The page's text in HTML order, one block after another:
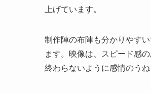
上げています。
制作陣の布陣も分かりやす
ます。映像は、スピード感
終わらないように感情のう